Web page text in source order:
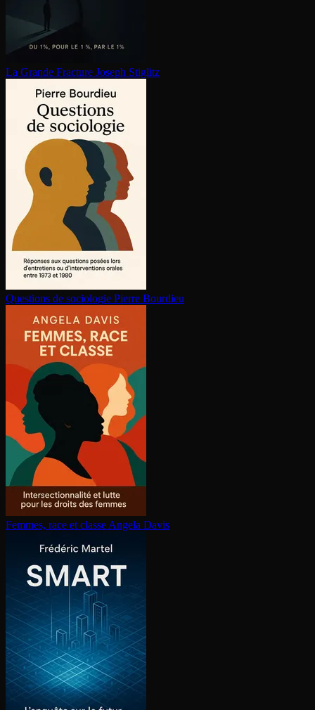
La Grande Fracture Joseph Stiglitz
Questions de sociologie Pierre Bourdieu
Femmes, race et classe Angela Davis